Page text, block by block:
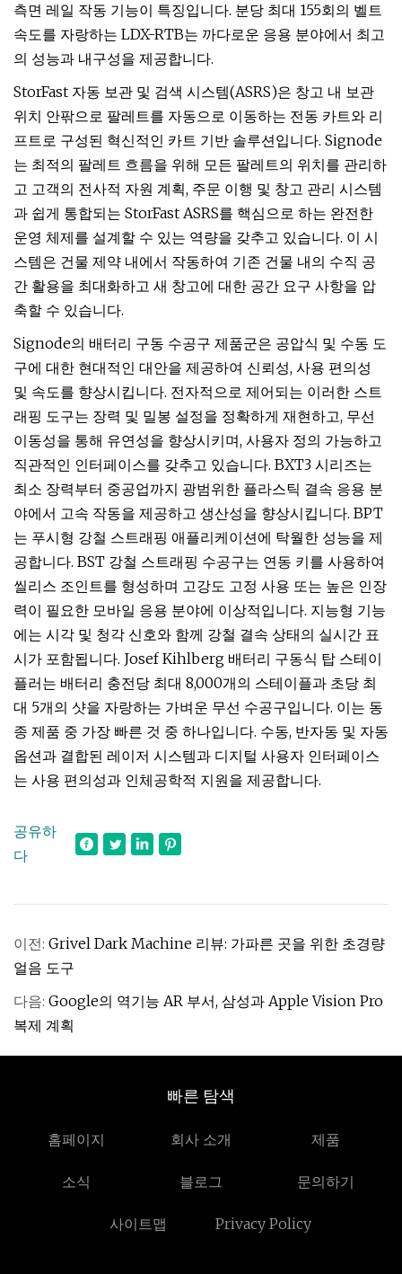
측면 레일 작동 기능이 특징입니다. 분당 최대 155회의 벨트
속도를 자랑하는 LDX-RTB는 까다로운 응용 분야에서 최고
의 성능과 내구성을 제공합니다.
StorFast 자동 보관 및 검색 시스템(ASRS)은 창고 내 보관
위치 안팎으로 팔레트를 자동으로 이동하는 전동 카트와 리
프트로 구성된 혁신적인 카트 기반 솔루션입니다. Signode
는 최적의 팔레트 흐름을 위해 모든 팔레트의 위치를 ​​관리하
고 고객의 전사적 자원 계획, 주문 이행 및 창고 관리 시스템
과 쉽게 통합되는 StorFast ASRS를 핵심으로 하는 완전한
운영 체제를 설계할 수 있는 역량을 갖추고 있습니다. 이 시
스템은 건물 제약 내에서 작동하여 기존 건물 내의 수직 공
간 활용을 최대화하고 새 창고에 대한 공간 요구 사항을 압
축할 수 있습니다.
Signode의 배터리 구동 수공구 제품군은 공압식 및 수동 도
구에 대한 현대적인 대안을 제공하여 신뢰성, 사용 편의성
및 속도를 향상시킵니다. 전자적으로 제어되는 이러한 스트
래핑 도구는 장력 및 밀봉 설정을 정확하게 재현하고, 무선
이동성을 통해 유연성을 향상시키며, 사용자 정의 가능하고
직관적인 인터페이스를 갖추고 있습니다. BXT3 시리즈는
최소 장력부터 중공업까지 광범위한 플라스틱 결속 응용 분
야에서 고속 작동을 제공하고 생산성을 향상시킵니다. BPT
는 푸시형 강철 스트래핑 애플리케이션에 탁월한 성능을 제
공합니다. BST 강철 스트래핑 수공구는 연동 키를 사용하여
씰리스 조인트를 형성하며 고강도 고정 사용 또는 높은 인장
력이 필요한 모바일 응용 분야에 이상적입니다. 지능형 기능
에는 시각 및 청각 신호와 함께 강철 결속 상태의 실시간 표
시가 포함됩니다. Josef Kihlberg 배터리 구동식 탑 스테이
플러는 배터리 충전당 최대 8,000개의 스테이플과 초당 최
대 5개의 샷을 자랑하는 가벼운 무선 수공구입니다. 이는 동
종 제품 중 가장 빠른 것 중 하나입니다. 수동, 반자동 및 자동
옵션과 결합된 레이저 시스템과 디지털 사용자 인터페이스
는 사용 편의성과 인체공학적 지원을 제공합니다.
공유하
다
이전: Grivel Dark Machine 리뷰: 가파른 곳을 위한 초경량
얼음 도구
다음: Google의 역기능 AR 부서, 삼성과 Apple Vision Pro
복제 계획
빠른 탐색
홈페이지 회사 소개 제품
소식 블로그 문의하기
사이트맵 Privacy Policy